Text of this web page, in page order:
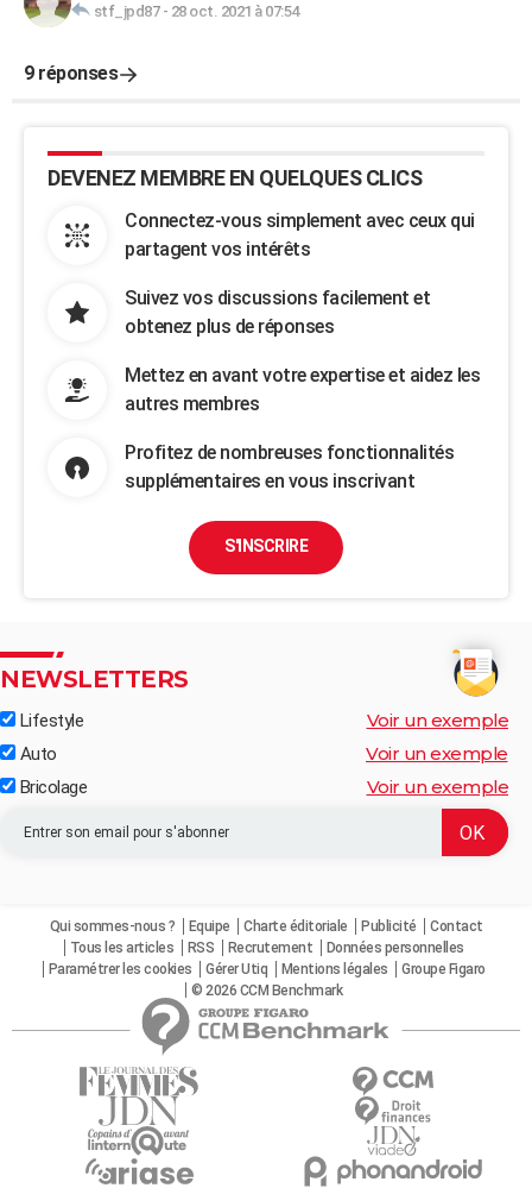
stf_jpd87- 28 oct. 2021 à 07:54
9 réponses
DEVENEZ MEMBRE EN QUELQUES CLICS
Connectez-vous simplement avec ceux qui
partagent vos intérêts
Suivez vos discussions facilement et
obtenez plus de réponses
Mettez en avant votre expertise et aidez les
autres membres
Profitez de nombreuses fonctionnalités
supplémentaires en vous inscrivant
S'INSCRIRE
NEWSLETTERS
Lifestyle Voir un exemple
Auto Voir un exemple
Bricolage Voir un exemple
Qui sommes-nous ? Equipe Charte éditoriale Publicité
Contact
Tous les articles
RSS Recrutement
Données personnelles
Paramétrer les cookies
Gérer Utiq Mentions légales
Groupe Figaro
© 2026 CCM Benchmark